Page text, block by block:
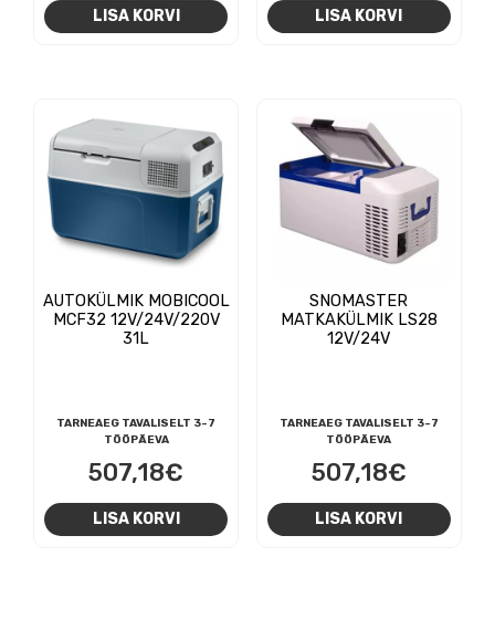
LISA KORVI LISA KORVI
AUTOKÜLMIK MOBICOOL
MCF32 12V/24V/220V
31L
TARNEAEG TAVALISELT 3-7
TÖÖPÄEVA
507,18€
LISA KORVI
SNOMASTER
MATKAKÜLMIK LS28
12V/24V
TARNEAEG TAVALISELT 3-7
TÖÖPÄEVA
507,18€
LISA KORVI